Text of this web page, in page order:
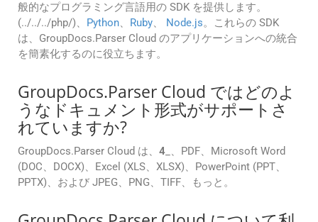
般的なプログラミング言語用の SDK を提供します。
(../../../php/)、 Python、 Ruby、 Node.js。これらの SDK
は、GroupDocs.Parser Cloud のアプリケーションへの統合
を簡素化するのに役立ちます。
GroupDocs.Parser Cloud ではどのよ
うなドキュメント形式がサポートさ
れていますか?
GroupDocs.Parser Cloud は、 4 _、PDF、Microsoft Word
(DOC、DOCX)、Excel (XLS、XLSX)、PowerPoint (PPT、
PPTX)、および JPEG、PNG、TIFF、もっと。